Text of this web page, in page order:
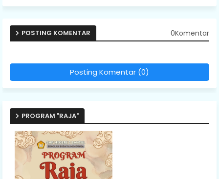
POSTING KOMENTAR 0Komentar
Posting Komentar (0)
PROGRAM "RAJA"